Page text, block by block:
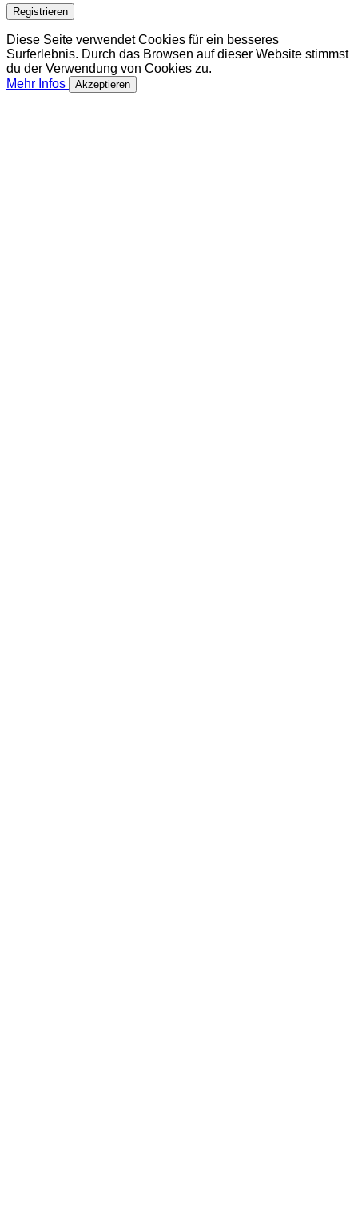
Registrieren
Diese Seite verwendet Cookies für ein besseres
Surferlebnis. Durch das Browsen auf dieser Website stimmst
du der Verwendung von Cookies zu.
Mehr Infos
Akzeptieren